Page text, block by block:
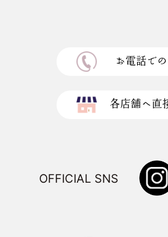
お電話で
各店舗へ直
OFFICIAL SNS